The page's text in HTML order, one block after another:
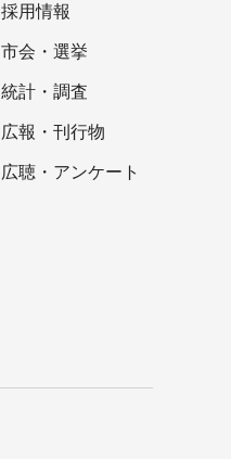
採用情報
市会・選挙
統計・調査
広報・刊行物
広聴・アンケート